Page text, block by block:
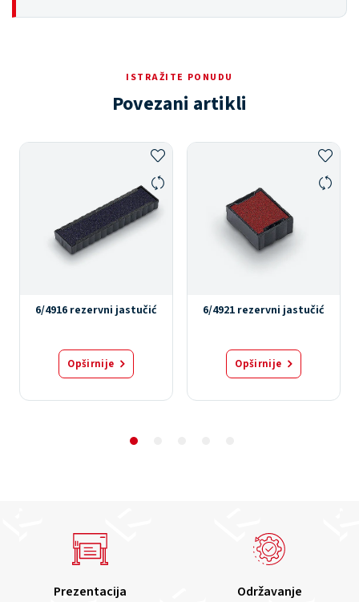
ISTRAŽITE PONUDU
Povezani artikli
6/4916 rezervni jastučić
Opširnije
6/4921 rezervni jastučić
Opširnije
Prezentacija Održavanje